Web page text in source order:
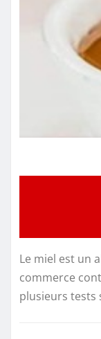
Le miel est un
commerce
plusieurs tests